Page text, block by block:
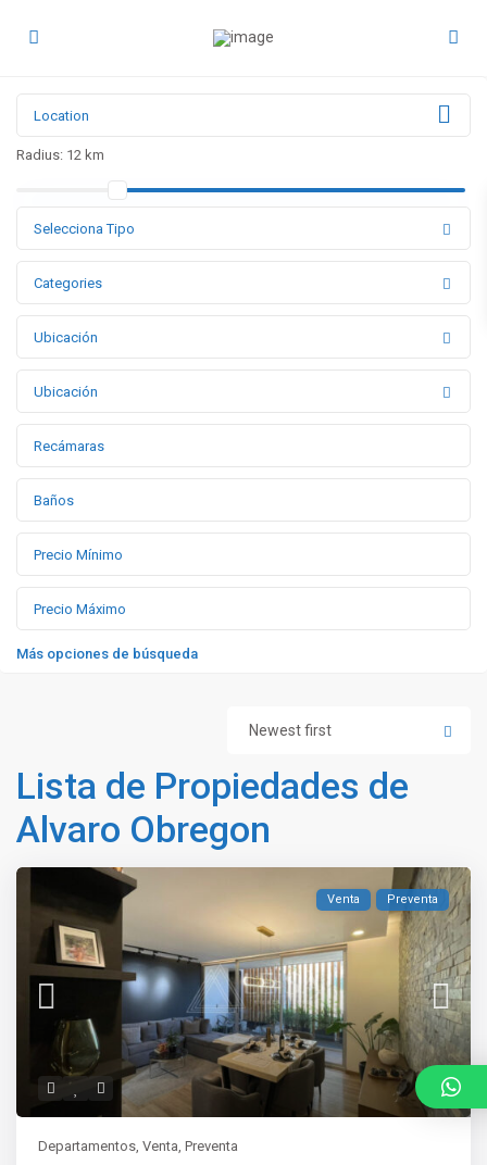
Radius: 12 km
Selecciona Tipo
Categories
Ubicación
Ubicación
Más opciones de búsqueda
Newest first
Lista de Propiedades de
Alvaro Obregon
Venta Preventa
Departamentos,Venta,Preventa